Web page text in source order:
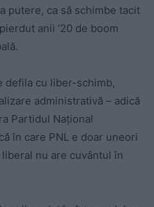
putere, ca să schimbe tacit
anii ’20 de boom
defila cu liber-schimb,
administrativă – adică
Partidul Național
în care PNL e doar uneori
nu are cuvântul în